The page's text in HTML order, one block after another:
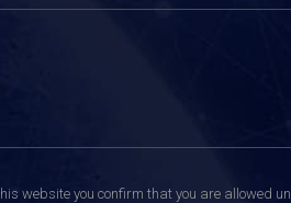
website you confirm that you are allowed